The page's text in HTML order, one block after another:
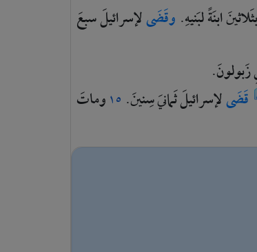
بثَلاثينَابنَةًلبَنيهِ.وقَضَىلإسرائيلَسبعَ
زَبولونَ.
قَضَىلإسرائيلَثَمانيَسِنينَ. ١٥وماتَ